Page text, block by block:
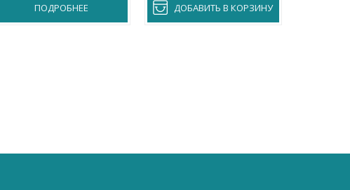
ПОДРОБНЕЕ ДОБАВИТЬ В КОРЗИНУ